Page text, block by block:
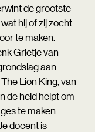
de grootste
hij of zij zocht
te maken.
Grietje van
aan
Lion King, van
de held helpt om
te maken
docent is